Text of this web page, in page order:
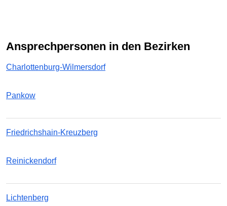
Ansprechpersonen in den Bezirken
Charlottenburg-Wilmersdorf
Pankow
Friedrichshain-Kreuzberg
Reinickendorf
Lichtenberg